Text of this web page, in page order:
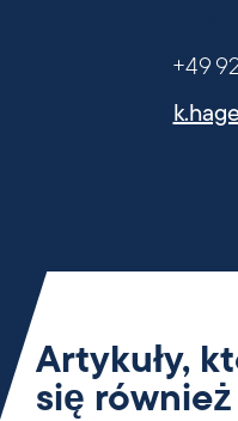
+49
Artykuły,
się